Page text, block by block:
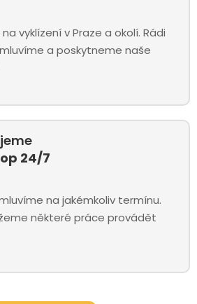
vyklízení v Praze a okolí. Rádi
a poskytneme naše
24/7
na jakémkoliv termínu.
některé práce provádět